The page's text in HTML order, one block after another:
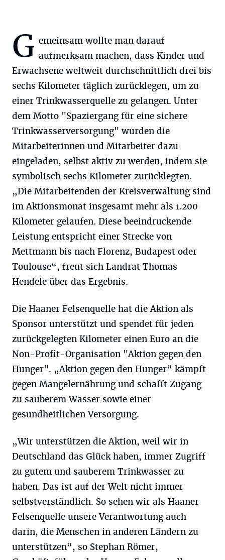
G emeinsam wollte man darauf
aufmerksam machen, dass Kinder und
Erwachsene weltweit durchschnittlich drei bis
sechs Kilometer täglich zurücklegen, um zu
einer Trinkwasserquelle zu gelangen. Unter
dem Motto "Spaziergang für eine sichere
Trinkwasserversorgung" wurden die
Mitarbeiterinnen und Mitarbeiter dazu
eingeladen, selbst aktiv zu werden, indem sie
symbolisch sechs Kilometer zurücklegten.
„Die Mitarbeitenden der Kreisverwaltung sind
im Aktionsmonat insgesamt mehr als 1.200
Kilometer gelaufen. Diese beeindruckende
Leistung entspricht einer Strecke von
Mettmann bis nach Florenz, Budapest oder
Toulouse“, freut sich Landrat Thomas
Hendele über das Ergebnis.
Die Haaner Felsenquelle hat die Aktion als
Sponsor unterstützt und spendet für jeden
zurückgelegten Kilometer einen Euro an die
Non-Profit-Organisation "Aktion gegen den
Hunger". „Aktion gegen den Hunger“ kämpft
gegen Mangelernährung und schafft Zugang
zu sauberem Wasser sowie einer
gesundheitlichen Versorgung.
„Wir unterstützen die Aktion, weil wir in
Deutschland das Glück haben, immer Zugriff
zu gutem und sauberem Trinkwasser zu
haben. Das ist auf der Welt nicht immer
selbstverständlich. So sehen wir als Haaner
Felsenquelle unsere Verantwortung auch
darin, die Menschen in anderen Ländern zu
unterstützen“, so Stephan Römer,